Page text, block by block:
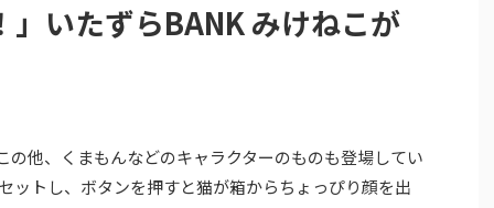
」いたずらBANK みけねこが
の他、くまもんなどのキャラクターのものも登場してい
ットし、ボタンを押すと猫が箱からちょっぴり顔を出